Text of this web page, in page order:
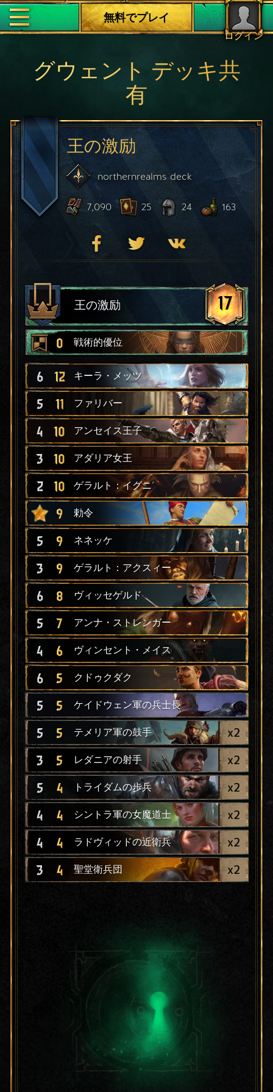
ログイン
無料でプレイ
グウェント デッキ共
有
王の激励
northernrealmsdeck
7,090 25 24 163
王の激励 17
0 戦術的優位
6 12 キーラ・メッツ
5 11 ファリバー
4 10 アンセイス王子
3 10 アダリア女王
2 10 ゲラルト：イグニ
9 勅令
5 9 ネネッケ
3 9 ゲラルト：アクスィー
6 8 ヴィッセゲルド
5 7 アンナ・ストレンガー
4 6 ヴィンセント・メイス
6 5 クドゥクダク
5 5 ケイドウェン軍の兵士長
5 5 テメリア軍の鼓手 x2
3 5 レダニアの射手 x2
5 4 トライダムの歩兵 x2
4 4 シントラ軍の女魔道士 x2
4 4 ラドヴィッドの近衛兵 x2
3 4 聖堂衛兵団 x2